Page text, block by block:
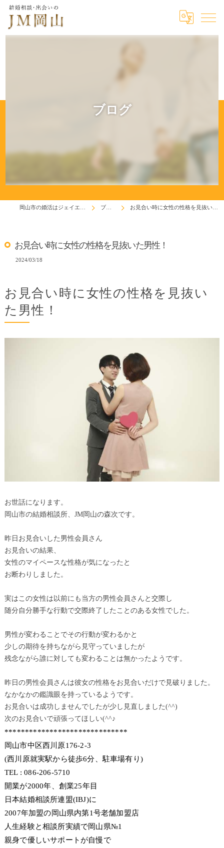
ブログ
ブログ お見合い時に女性の性格を見抜いた男性！
お見合い時に女性の性格を見抜いた男性！
2024/03/18
お見合い時に女性の性格を見抜い
た男性！
お世話になります。
岡山市の結婚相談所、JM岡山の森次です。
昨日お見合いした男性会員さん
お見合いの結果、
女性のマイペースな性格が気になったと
お断わりしました。
実はこの女性は以前にも当方の男性会員さんと交際し
随分自分勝手な行動で交際終了したことのある女性でした。
男性が変わることでその行動が変わるかと
少しの期待を持ちながら見守っていましたが
残念ながら誰に対しても変わることは無かったようです。
昨日の男性会員さんは彼女の性格をお見合いだけで見破りました。
なかなかの鑑識眼を持っているようです。
お見合いは成功しませんでしたが少し見直しました(^^)
次のお見合いで頑張ってほしい(^^♪
******************************
岡山市中区西川原176-2-3
(西川原就実駅から徒歩6分、駐車場有り)
TEL : 086-206-5710
開業が2000年、創業25年目
日本結婚相談所連盟(IBJ)に
2007年加盟の岡山県内第1号老舗加盟店
人生経験と相談所実績で岡山県№1
親身で優しいサポートが自慢で